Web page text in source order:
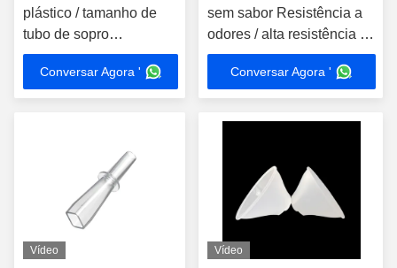
plástico / tamanho de
tubo de sopro
Certificação de contato
com alimentos
personalizável
Conversar Agora '
sem sabor Resistência a
odores / alta resistência à
umidade
Conversar Agora '
Vídeo Vídeo